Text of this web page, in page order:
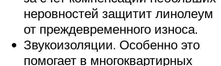
неровностей защитит линолеум
от преждевременного износа.
Звукоизоляции. Особенно это
помогает в многоквартирных